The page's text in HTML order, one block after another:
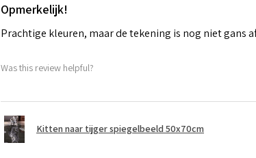
Opmerkelijk!
Prachtige kleuren, maar de tekening is nog niet gans
Was this review helpful?
Kitten naar tijger spiegelbeeld 50x70cm